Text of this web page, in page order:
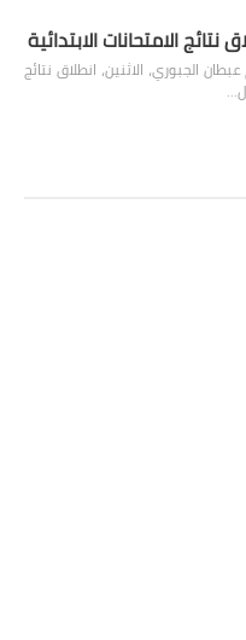
نتائج الامتحانات الابتدائية
الجبوري، الاثنين، انطلاق نتائج